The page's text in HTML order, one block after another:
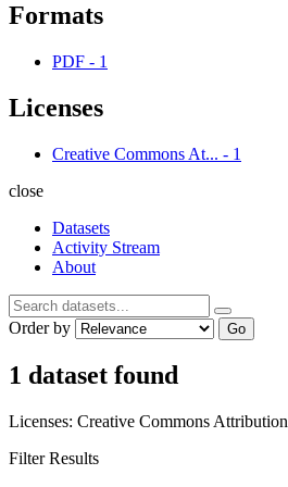
Formats
PDF - 1
Licenses
Creative Commons At... - 1
close
Datasets
Activity Stream
About
Order by Go
1 dataset found
Licenses: Creative Commons Attribution
Filter Results